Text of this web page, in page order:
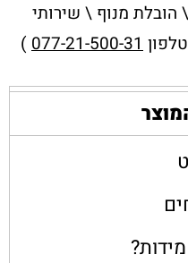
מנוף \ שירותי
077-21-500-31
)